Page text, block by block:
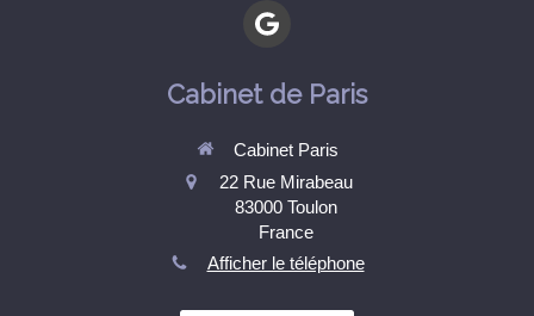
Cabinet de Paris
Cabinet Paris
22 Rue Mirabeau
83000 Toulon
France
Afficher le téléphone